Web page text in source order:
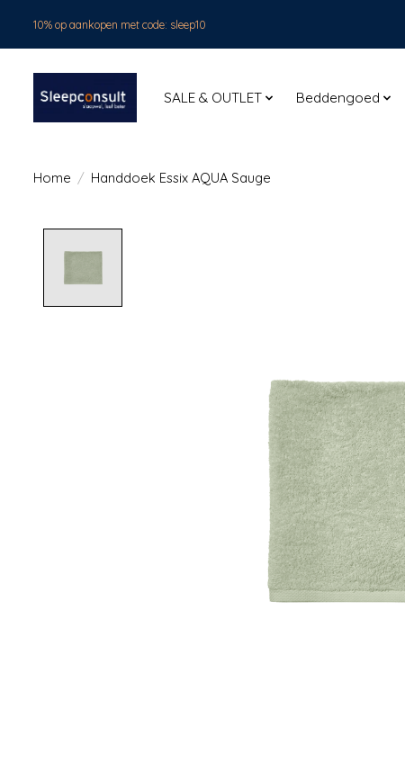
10% op aankopen met code: sleep10
SALE & OUTLET Beddengoed
Home / Handdoek Essix AQUA Sauge